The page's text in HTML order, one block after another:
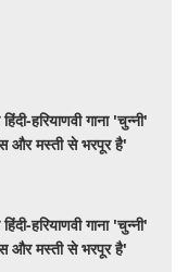
हरियाणवी गाना 'चुन्नी'
और मस्ती से भरपूर है'
हरियाणवी गाना 'चुन्नी'
और मस्ती से भरपूर है'